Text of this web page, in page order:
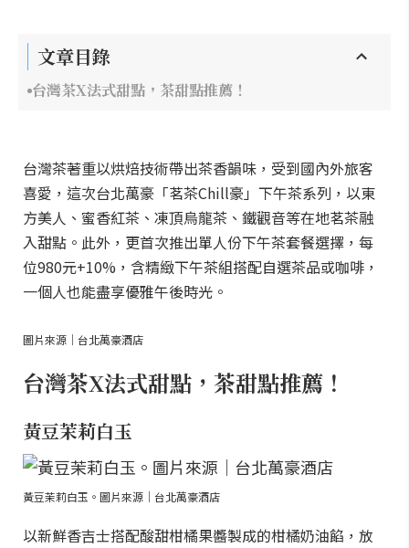
文章目錄
台灣茶X法式甜點，茶甜點推薦！
台灣茶著重以烘焙技術帶出茶香韻味，受到國內外旅客
喜愛，這次台北萬豪「茗茶Chill豪」下午茶系列，以東
方美人、蜜香紅茶、凍頂烏龍茶、鐵觀音等在地茗茶融
入甜點。此外，更首次推出單人份下午茶套餐選擇，每
位980元+10%，含精緻下午茶組搭配自選茶品或咖啡，
一個人也能盡享優雅午後時光。
圖片來源｜台北萬豪酒店
台灣茶X法式甜點，茶甜點推薦！
黃豆茉莉白玉
黃豆茉莉白玉。圖片來源｜台北萬豪酒店
以新鮮香吉士搭配酸甜柑橘果醬製成的柑橘奶油餡，放